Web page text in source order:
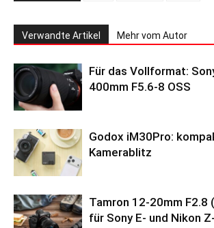
Verwandte Artikel Mehr vom Autor
Für das Vollformat:
400mm F5.6-8 OSS
Godox iM30Pro:
Kamerablitz
Tamron 12-20mm F2.8
für Sony E- und Nikon